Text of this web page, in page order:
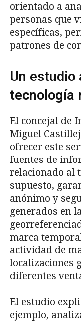
orientado a
personas que
específicas,
patrones de
Un estudio
tecnología
El concejal de
Miguel
ofrecer este
fuentes de
relacionado al
supuesto,
anónimo y
generados en
marca
actividad de
localizaciones
diferentes
El estudio
ejemplo,